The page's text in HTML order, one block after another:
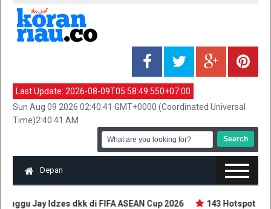
Last Update: 2026-08-09T05:58:49.550+07:00
Sun Aug 09 2026 02:40:41 GMT+0000 (Coordinated Universal
Time)2:40:41 AM
Depan
Jay Idzes dkk di FIFA ASEAN Cup 2026 143 Hotspot